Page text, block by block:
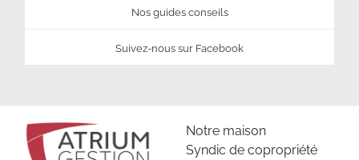
Nos guides conseils
Suivez-nous sur Facebook
Notre maison
Syndic de copropriété